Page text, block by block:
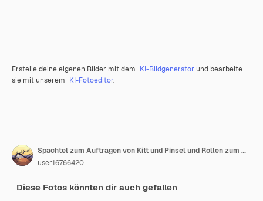
Erstelle deine eigenen Bilder mit dem KI-Bildgenerator und bearbeite
sie mit unserem KI-Fotoeditor.
Spachtel zum Auftragen von Kitt und Pinsel und Rollen zum Malen auf grauem Betongrund. Ansicht von oben
user16766420
Diese Fotos könnten dir auch gefallen